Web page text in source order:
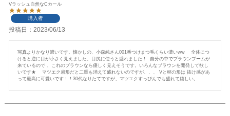
Vラッシュ自然なCカール
購入者
投稿日 2023/06/13
写真よりかなり濃いです。懐かしの、小森純さん001番つけまつ毛くらい濃いww    全体につ
けると逆に目が小さく見えました。目尻に使うと盛れました！  自分の中でブラウンブームが
来ているので 、これのブラウンなら優しく見えそうです。いろんなブラウンを開発して欲し
いです★    マツエク扇形だと二重も消えて盛れないのですが、、、 VとWの形は 抜け感があ
って最高に可愛いです！！30代なりたてですが、マツエクすっぴんでも盛れて嬉しい。